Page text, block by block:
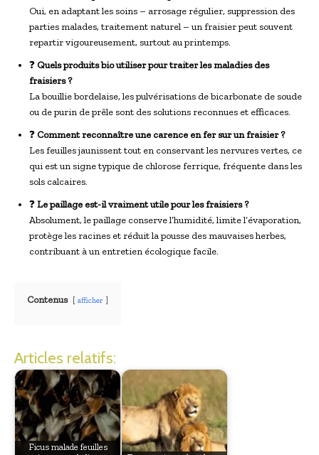
Oui, en adaptant les soins – arrosage régulier, suppression des
parties malades, traitement naturel – un fraisier peut souvent
repartir vigoureusement, surtout au printemps.
❓ Quels produits bio utiliser pour traiter les maladies des
fraisiers ?
La bouillie bordelaise, les pulvérisations de bicarbonate de soude
ou de purin de prêle sont des solutions reconnues et efficaces.
❓ Comment reconnaître une carence en fer sur un fraisier ?
Les feuilles jaunissent tout en conservant les nervures vertes, ce
qui est un signe typique de chlorose ferrique, fréquente dans les
sols calcaires.
❓Le paillage est-il vraiment utile pour les fraisiers ?
Absolument, le paillage conserve l’humidité, limite l’évaporation,
protège les racines et réduit la pousse des mauvaises herbes,
contribuant à un entretien écologique facile.
Contenus afficher
Articles relatifs:
Ficus malade feuilles